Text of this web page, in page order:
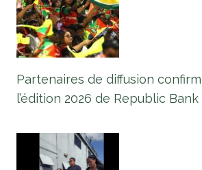
Partenaires de diffusion
l’édition 2026 de Republic Bank